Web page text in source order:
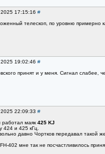
17:15:16 #
телескоп, по уровню примерно
19:02:46 #
принят и у меня. Сигнал слабее,
22:09:33 #
работал маяк 425 KJ
424 и 425 кГц.
давно Чортков передавал такой
402 мне так не посчастливилось